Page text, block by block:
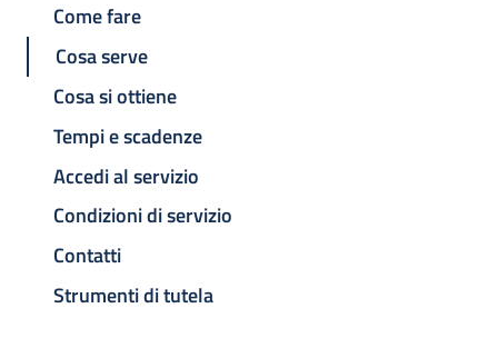
Come fare
Cosa serve
Cosa si ottiene
Tempi e scadenze
Accedi al servizio
Condizioni di servizio
Contatti
Strumenti di tutela